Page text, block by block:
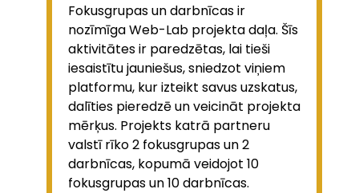
Fokusgrupas un darbnīcas ir
nozīmīga Web-Lab projekta daļa. Šīs
aktivitātes ir paredzētas, lai tieši
iesaistītu jauniešus, sniedzot viņiem
platformu, kur izteikt savus uzskatus,
dalīties pieredzē un veicināt projekta
mērķus. Projekts katrā partneru
valstī rīko 2 fokusgrupas un 2
darbnīcas, kopumā veidojot 10
fokusgrupas un 10 darbnīcas.